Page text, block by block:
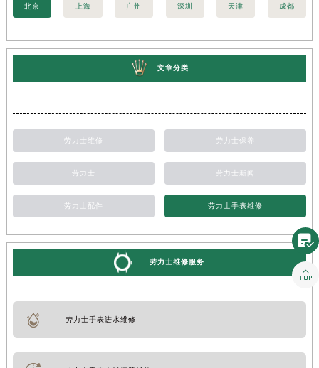
北京 上海 广州 深圳 天津 成都
文章分类
劳力士维修 劳力士保养
劳力士 劳力士新闻
劳力士配件 劳力士手表维修
劳力士维修服务
劳力士手表进水维修

